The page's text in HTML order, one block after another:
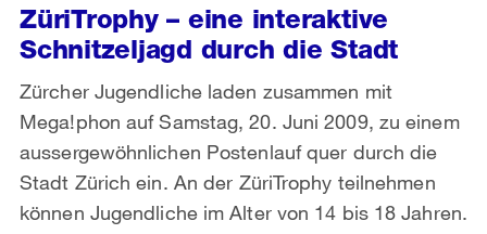
ZüriTrophy – eine interaktive
Schnitzeljagd durch die Stadt
Zürcher Jugendliche laden zusammen mit
Mega!phon auf Samstag, 20. Juni 2009, zu einem
aussergewöhnlichen Postenlauf quer durch die
Stadt Zürich ein. An der ZüriTrophy teilnehmen
können Jugendliche im Alter von 14 bis 18 Jahren.